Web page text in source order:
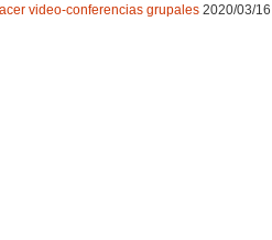
video-conferencias grupales 2020/03/16